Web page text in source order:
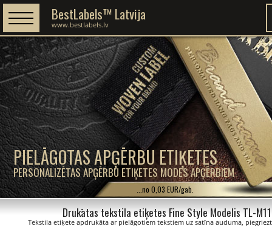
PIELĀGOTAS APĢĒRBU ETIĶETES
PERSONALIZĒTAS APĢĒRBU ETIĶETES MODES APĢĒRBIEM
BestLabels™ Latvija
www.bestlabels.lv
...no 0,03 EUR/gab.
Drukātas tekstila etiķetes Fine Style Modelis TL-M11
Tekstila etiķete apdrukāta ar pielāgotiem tekstiem uz satīna auduma,